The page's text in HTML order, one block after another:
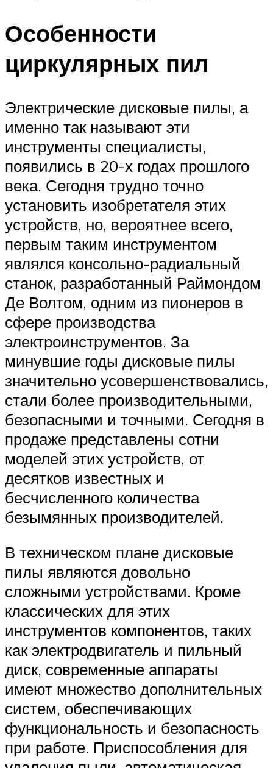
Особенности
циркулярных пил
Электрические дисковые пилы, а
именно так называют эти
инструменты специалисты,
появились в 20-х годах прошлого
века. Сегодня трудно точно
установить изобретателя этих
устройств, но, вероятнее всего,
первым таким инструментом
являлся консольно-радиальный
станок, разработанный Раймондом
Де Волтом, одним из пионеров в
сфере производства
электроинструментов. За
минувшие годы дисковые пилы
значительно усовершенствовались,
стали более производительными,
безопасными и точными. Сегодня в
продаже представлены сотни
моделей этих устройств, от
десятков известных и
бесчисленного количества
безымянных производителей.
В техническом плане дисковые
пилы являются довольно
сложными устройствами. Кроме
классических для этих
инструментов компонентов, таких
как электродвигатель и пильный
диск, современные аппараты
имеют множество дополнительных
систем, обеспечивающих
функциональность и безопасность
при работе. Приспособления для